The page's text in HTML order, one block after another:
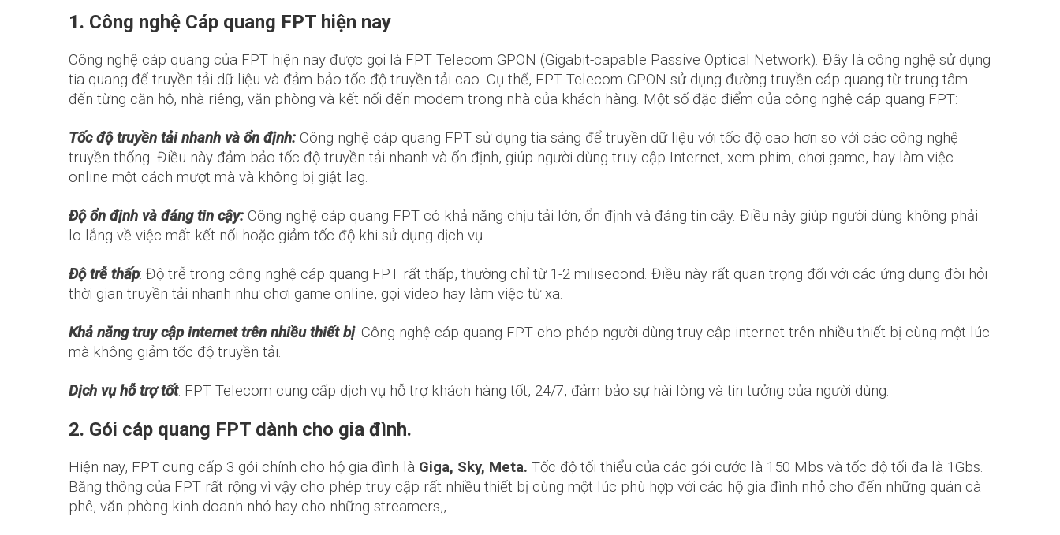
1. Công nghệ Cáp quang FPT hiện nay
Công nghệ cáp quang của FPT hiện nay được gọi là FPT Telecom GPON (Gigabit-capable Passive Optical Network). Đây là công nghệ sử dụng
tia quang để truyền tải dữ liệu và đảm bảo tốc độ truyền tải cao. Cụ thể, FPT Telecom GPON sử dụng đường truyền cáp quang từ trung tâm
đến từng căn hộ, nhà riêng, văn phòng và kết nối đến modem trong nhà của khách hàng. Một số đặc điểm của công nghệ cáp quang FPT:
Tốc độ truyền tải nhanh và ổn định: Công nghệ cáp quang FPT sử dụng tia sáng để truyền dữ liệu với tốc độ cao hơn so với các công nghệ
truyền thống. Điều này đảm bảo tốc độ truyền tải nhanh và ổn định, giúp người dùng truy cập Internet, xem phim, chơi game, hay làm việc
online một cách mượt mà và không bị giật lag.
Độ ổn định và đáng tin cậy: Công nghệ cáp quang FPT có khả năng chịu tải lớn, ổn định và đáng tin cậy. Điều này giúp người dùng không phải
lo lắng về việc mất kết nối hoặc giảm tốc độ khi sử dụng dịch vụ.
Độ trễ thấp: Độ trễ trong công nghệ cáp quang FPT rất thấp, thường chỉ từ 1-2 milisecond. Điều này rất quan trọng đối với các ứng dụng đòi hỏi
thời gian truyền tải nhanh như chơi game online, gọi video hay làm việc từ xa.
Khả năng truy cập internet trên nhiều thiết bị: Công nghệ cáp quang FPT cho phép người dùng truy cập internet trên nhiều thiết bị cùng một lúc
mà không giảm tốc độ truyền tải.
Dịch vụ hỗ trợ tốt: FPT Telecom cung cấp dịch vụ hỗ trợ khách hàng tốt, 24/7, đảm bảo sự hài lòng và tin tưởng của người dùng.
2. Gói cáp quang FPT dành cho gia đình.
Hiện nay, FPT cung cấp 3 gói chính cho hộ gia đình là Giga, Sky, Meta. Tốc độ tối thiểu của các gói cước là 150 Mbs và tốc độ tối đa là 1Gbs.
Băng thông của FPT rất rộng vì vậy cho phép truy cập rất nhiều thiết bị cùng một lúc phù hợp với các hộ gia đình nhỏ cho đến những quán cà
phê, văn phòng kinh doanh nhỏ hay cho những streamers,,...